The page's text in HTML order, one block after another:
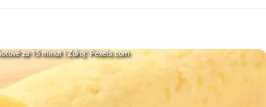
za 15 minut | Zdroj: Pexels.com
za 15 minut | Zdroj: Pexels.com